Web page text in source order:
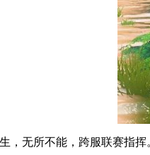
无所不能，跨服联赛指挥